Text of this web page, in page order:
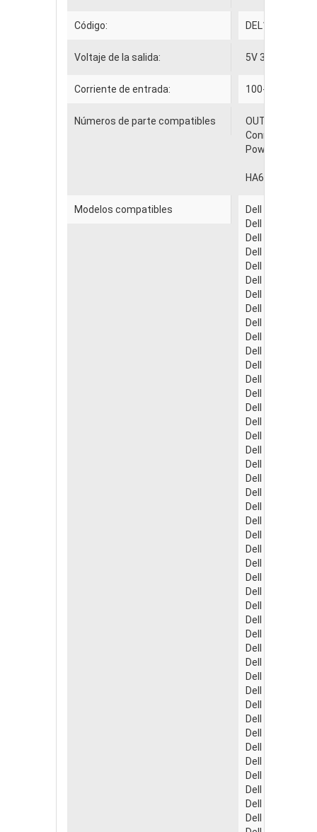
Código: DEL17354
Voltaje de la salida: 5V 3.34A 65W
Corriente de entrada: 100-240V 50-
Números de parte compatibles OUTPUT: .
Connecter
Power LED
HA65NM130
Modelos compatibles
Dell Inspiron 13
Dell Inspiron
Dell Inspiron
Dell Inspiron
Dell Inspiron
Dell Inspiron
Dell Inspiron
Dell Inspiron
Dell Inspiron 15
Dell Inspiron 15
Dell Inspiron 15
Dell Inspiron 15
Dell Inspiron 15
Dell Inspiron 15
Dell Inspiron
Dell Inspiron
Dell Inspiron
Dell Inspiron
Dell Inspiron
Dell Inspiron
Dell Inspiron 17
Dell Inspiron
Dell Inspiron
Dell Inspiron
Dell Inspiron
Dell Inspiron
Dell Inspiron
Dell Inspiron
Dell Inspiron
Dell Inspiron
Dell Inspiron
Dell Inspiron
Dell Inspiron
Dell Inspiron
Dell LA65N50-
Dell
Dell LA65NS2-
Dell Latitude
Dell Latitude
Dell Latitude
Dell Latitude
Dell Latitude
Dell Latitude
Dell Latitude